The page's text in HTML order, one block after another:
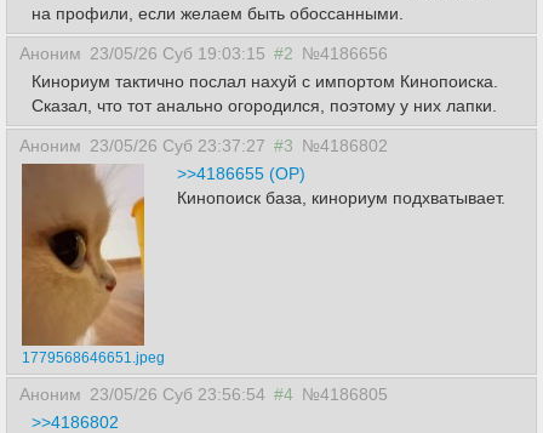
на профили, если желаем быть обоссанными.
Аноним 23/05/26 Суб 19:03:15 #2 №4186656
Кинориум тактично послал нахуй с импортом Кинопоиска.
Сказал, что тот анально огородился, поэтому у них лапки.
Аноним 23/05/26 Суб 23:37:27 #3 №4186802
1779568646651.jpeg
>>4186655 (OP)
Кинопоиск база, кинориум подхватывает.
Аноним 23/05/26 Суб 23:56:54 #4 №4186805
>>4186802